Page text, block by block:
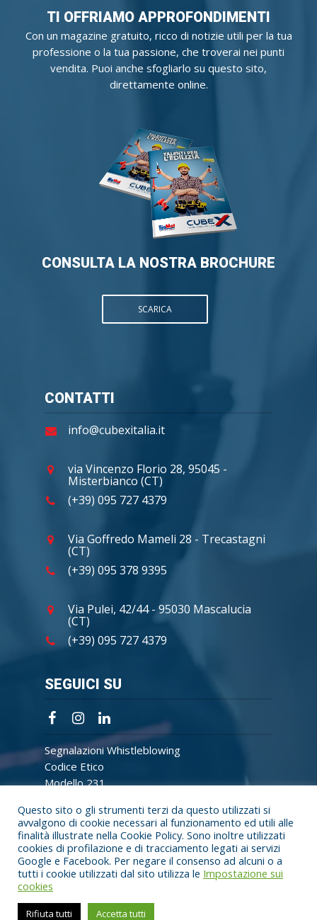
TI OFFRIAMO APPROFONDIMENTI
Con un magazine gratuito, ricco di notizie utili per la tua
professione o la tua passione, che troverai nei punti
vendita. Puoi anche sfogliarlo su questo sito,
direttamente online.
CONSULTA LA NOSTRA BROCHURE
SCARICA
CONTATTI
info@cubexitalia.it
via Vincenzo Florio 28, 95045 -
Misterbianco (CT)
(+39) 095 727 4379
Via Goffredo Mameli 28 - Trecastagni
(CT)
(+39) 095 378 9395
Via Pulei, 42/44 - 95030 Mascalucia
(CT)
(+39) 095 727 4379
SEGUICI SU
Segnalazioni Whistleblowing
Codice Etico
Modello 231
sociale €500.000,00 I.V.
Questo sito o gli strumenti terzi da questo utilizzati si
avvalgono di cookie necessari al funzionamento ed utili alle
finalità illustrate nella Cookie Policy. Sono inoltre utilizzati
cookies di profilazione e di tracciamento legati ai servizi
Google e Facebook. Per negare il consenso ad alcuni o a
tutti i cookie utilizzati dal sito utilizza le Impostazione sui
cookies
Rifiuta tutti Accetta tutti